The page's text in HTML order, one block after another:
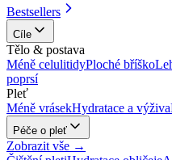
Bestsellers
Cíle
Tělo & postava
Méně celulitidyPloché bříško
poprsí
Pleť
Méně vrásekHydratace a výživa
Péče o pleť
Zobrazit vše →